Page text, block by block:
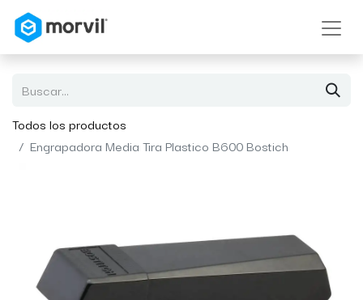
Todos los productos
Engrapadora Media Tira Plastico B600 Bostich